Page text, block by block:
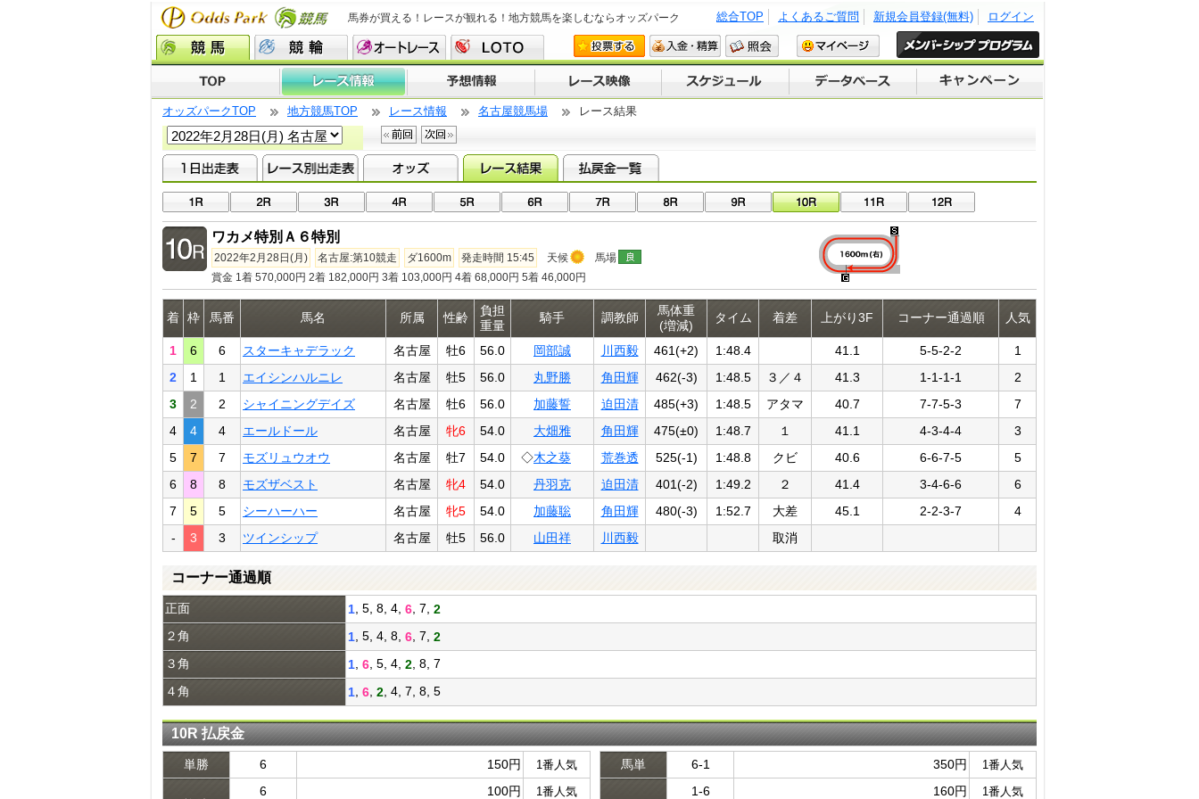
馬券が買える！レースが観れる！地方競馬を楽しむならオッズパーク ログイン
新規会員登録(無料)
よくあるご質問
総合TOP
オッズパークTOP 地方競馬TOP レース情報 名古屋競馬場 レース結果
ワカメ特別Ａ６特別
2022年2月28日(月) 名古屋:第10競走 ダ1600m 発走時間 15:45 天候
馬場
賞金 1着 570,000円 2着 182,000円 3着 103,000円 4着 68,000円 5着 46,000円
着 枠 馬番 馬名 所属 性齢
負担
重量
騎手 調教師
馬体重
(増減)
タイム 着差 上がり3F コーナー通過順 人気
1 6 6 スターキャデラック 名古屋 牡6 56.0 岡部誠 川西毅 461(+2) 1:48.4 41.1 5-5-2-2
1
2
1 1 エイシンハルニレ 名古屋 牡5 56.0 丸野勝 角田輝 462(-3) 1:48.5 ３／４ 41.3 1-1-1-1
2
3
2 2 シャイニングデイズ 名古屋 牡6 56.0 加藤誓 迫田清 485(+3) 1:48.5 アタマ 40.7 7-7-5-3
7
4
4 4 エールドール 名古屋 牝6 54.0 大畑雅 角田輝 475(±0) 1:48.7 １ 41.1 4-3-4-4
3
5
7 7 モズリュウオウ 名古屋 牡7 54.0 ◇木之葵 荒巻透 525(-1) 1:48.8 クビ 40.6 6-6-7-5
5
6
8 8 モズザベスト 名古屋 牝4 54.0 丹羽克 迫田清 401(-2) 1:49.2 ２ 41.4 3-4-6-6
6
7
5 5 シーハーハー 名古屋 牝5 54.0 加藤聡 角田輝 480(-3) 1:52.7 大差 45.1 2-2-3-7
4
-
3 3 ツインシップ 名古屋 牡5 56.0 山田祥 川西毅 取消
コーナー通過順
正面 1 , 5, 8, 4, 6 , 7, 2
２角
1 , 5, 4, 8, 6 , 7, 2
３角
1 6 , 5, 4, 2 , 8, 7
４角
1 6 2 , 4, 7, 8, 5
10R 払戻金
単勝 6 150円 1番人気
6 100円 1番人気
馬単 6-1 350円 1番人気
1-6 160円 1番人気